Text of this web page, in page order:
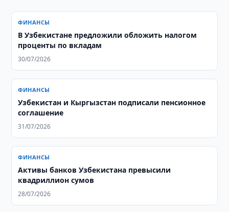
ФИНАНСЫ
В Узбекистане предложили обложить налогом
проценты по вкладам
30/07/2026
ФИНАНСЫ
Узбекистан и Кыргызстан подписали пенсионное
соглашение
31/07/2026
ФИНАНСЫ
Активы банков Узбекистана превысили
квадриллион сумов
28/07/2026